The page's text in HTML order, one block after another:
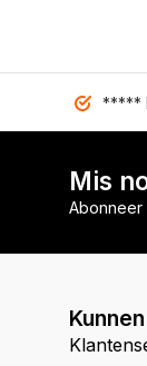
*****
Mis